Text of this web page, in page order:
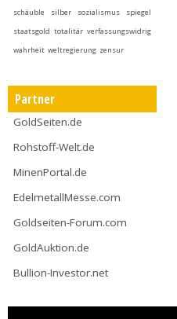
schäuble
silber sozialismus
spiegel
staatsgold totalitär verfassungswidrig
wahrheit weltregierung zensur
Partner
GoldSeiten.de
Rohstoff-Welt.de
MinenPortal.de
EdelmetallMesse.com
Goldseiten-Forum.com
GoldAuktion.de
Bullion-Investor.net